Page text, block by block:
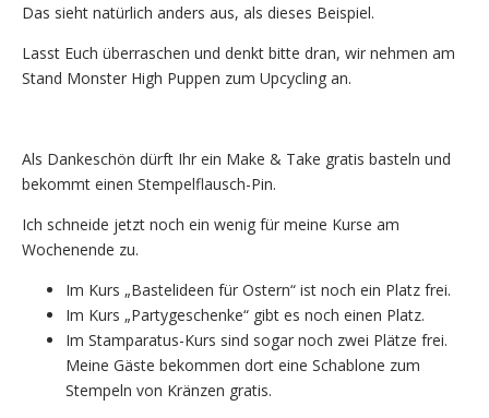
Das sieht natürlich anders aus, als dieses Beispiel.
Lasst Euch überraschen und denkt bitte dran, wir nehmen am
Stand Monster High Puppen zum Upcycling an.
Als Dankeschön dürft Ihr ein Make & Take gratis basteln und
bekommt einen Stempelflausch-Pin.
Ich schneide jetzt noch ein wenig für meine Kurse am
Wochenende zu.
Im Kurs „Bastelideen für Ostern“ ist noch ein Platz frei.
Im Kurs „Partygeschenke“ gibt es noch einen Platz.
Im Stamparatus-Kurs sind sogar noch zwei Plätze frei.
Meine Gäste bekommen dort eine Schablone zum
Stempeln von Kränzen gratis.